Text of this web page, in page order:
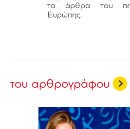
τα άρθρα του
Ευρώπης.
του αρθρογράφου